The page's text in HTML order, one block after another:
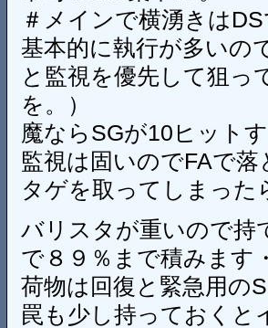
＃メインで横湧きは
基本的に執行が多いの
と監視を優先して狙っ
を。）
魔ならSGが10ヒット
監視は固いのでFAで落
タゲを取ってしまった
バリスタが重いので持
で８９％まで積みます
荷物は回復と緊急用の
罠も少し持っておくと